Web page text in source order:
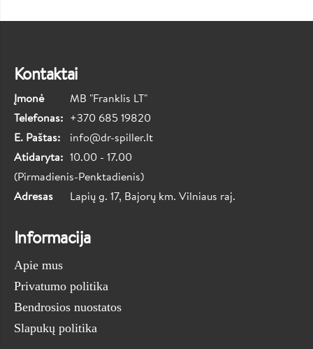
Kontaktai
Įmonė
MB "Franklis LT"
Telefonas: +370 685 19820
E. Paštas:
info@dr-spiller.lt
Atidaryta: 10.00 - 17.00
(Pirmadienis-Penktadienis)
Adresas
Lapių g. 17, Bajorų km. Vilniaus raj.
Informacija
Apie mus
Privatumo politika
Bendrosios nuostatos
Slapukų politika